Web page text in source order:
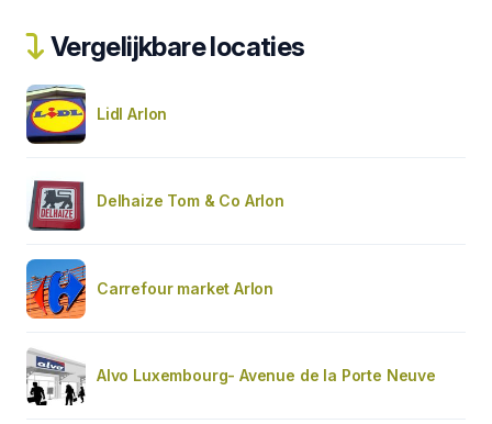
Vergelijkbare locaties
Lidl Arlon
Delhaize Tom & Co Arlon
Carrefour market Arlon
Alvo Luxembourg- Avenue de la Porte Neuve